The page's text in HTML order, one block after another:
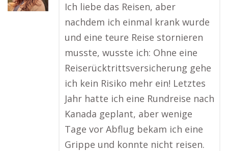
Ich liebe das Reisen, aber
nachdem ich einmal krank wurde
und eine teure Reise stornieren
musste, wusste ich: Ohne eine
Reiserücktrittsversicherung gehe
ich kein Risiko mehr ein! Letztes
Jahr hatte ich eine Rundreise nach
Kanada geplant, aber wenige
Tage vor Abflug bekam ich eine
Grippe und konnte nicht reisen.